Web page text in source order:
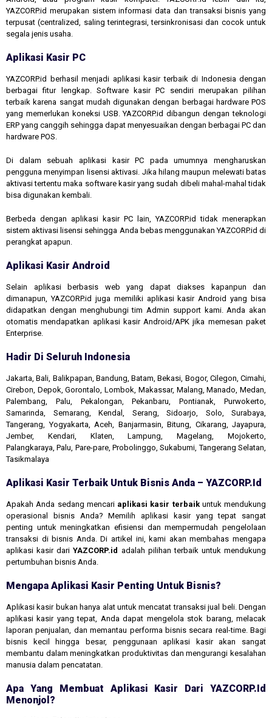
YAZCORP.id merupakan sistem informasi data dan transaksi bisnis yang
terpusat (centralized, saling terintegrasi, tersinkronisasi dan cocok untuk
segala jenis usaha.
Aplikasi Kasir PC
YAZCORP.id berhasil menjadi aplikasi kasir terbaik di Indonesia dengan
berbagai fitur lengkap. Software kasir PC sendiri merupakan pilihan
terbaik karena sangat mudah digunakan dengan berbagai hardware POS
yang memerlukan koneksi USB. YAZCORP.id dibangun dengan teknologi
ERP yang canggih sehingga dapat menyesuaikan dengan berbagai PC dan
hardware POS.
Di dalam sebuah aplikasi kasir PC pada umumnya mengharuskan
pengguna menyimpan lisensi aktivasi. Jika hilang maupun melewati batas
aktivasi tertentu maka software kasir yang sudah dibeli mahal-mahal tidak
bisa digunakan kembali.
Berbeda dengan aplikasi kasir PC lain, YAZCORP.id tidak menerapkan
sistem aktivasi lisensi sehingga Anda bebas menggunakan YAZCORP.id di
perangkat apapun.
Aplikasi Kasir Android
Selain aplikasi berbasis web yang dapat diakses kapanpun dan
dimanapun, YAZCORP.id juga memiliki aplikasi kasir Android yang bisa
didapatkan dengan menghubungi tim Admin support kami. Anda akan
otomatis mendapatkan aplikasi kasir Android/APK jika memesan paket
Enterprise.
Hadir Di Seluruh Indonesia
Jakarta, Bali, Balikpapan, Bandung, Batam, Bekasi, Bogor, Cilegon, Cimahi,
Cirebon, Depok, Gorontalo, Lombok, Makassar, Malang, Manado, Medan,
Palembang, Palu, Pekalongan, Pekanbaru, Pontianak, Purwokerto,
Samarinda, Semarang, Kendal, Serang, Sidoarjo, Solo, Surabaya,
Tangerang, Yogyakarta, Aceh, Banjarmasin, Bitung, Cikarang, Jayapura,
Jember, Kendari, Klaten, Lampung, Magelang, Mojokerto,
Palangkaraya, Palu, Pare-pare, Probolinggo, Sukabumi, Tangerang Selatan,
Tasikmalaya
Aplikasi Kasir Terbaik Untuk Bisnis Anda – YAZCORP.id
Apakah Anda sedang mencari aplikasi kasir terbaikuntuk mendukung
operasional bisnis Anda? Memilih aplikasi kasir yang tepat sangat
penting untuk meningkatkan efisiensi dan mempermudah pengelolaan
transaksi di bisnis Anda. Di artikel ini, kami akan membahas mengapa
aplikasi kasir dariYAZCORP.id adalah pilihan terbaik untuk mendukung
pertumbuhan bisnis Anda.
Mengapa Aplikasi Kasir Penting Untuk Bisnis?
Aplikasi kasir bukan hanya alat untuk mencatat transaksi jual beli. Dengan
aplikasi kasir yang tepat, Anda dapat mengelola stok barang, melacak
laporan penjualan, dan memantau performa bisnis secara real-time. Bagi
bisnis kecil hingga besar, penggunaan aplikasi kasir akan sangat
membantu dalam meningkatkan produktivitas dan mengurangi kesalahan
manusia dalam pencatatan.
Apa Yang Membuat Aplikasi Kasir Dari YAZCORP.id
Menonjol?